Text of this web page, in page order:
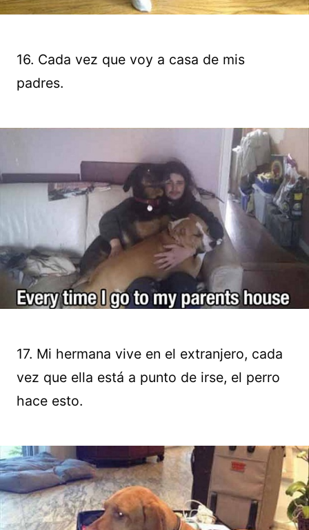
16. Cada vez que voy a casa de mis
padres.
17. Mi hermana vive en el extranjero, cada
vez que ella está a punto de irse, el perro
hace esto.